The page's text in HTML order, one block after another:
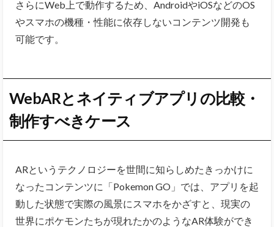
さらにWeb上で動作するため、AndroidやiOSなどのOS
やスマホの機種・性能に依存しないコンテンツ開発も
可能です。
WebARとネイティブアプリの比較・
制作すべきケース
ARというテクノロジーを世間に知らしめたきっかけに
なったコンテンツに「Pokemon GO」では、アプリを起
動した状態で実際の風景にスマホをかざすと、現実の
世界にポケモンたちが現れたかのようなAR体験ができ